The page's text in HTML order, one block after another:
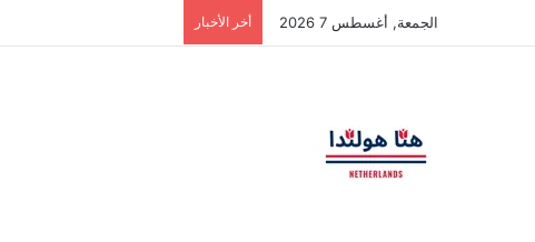
الجمعة, أغسطس 7 2026 أخر الأخبار